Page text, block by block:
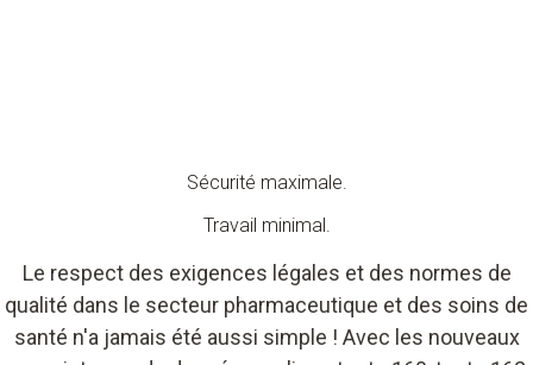
Sécurité maximale.
Travail minimal.
Le respect des exigences légales et des normes de
qualité dans le secteur pharmaceutique et des soins de
santé n'a jamais été aussi simple ! Avec les nouveaux